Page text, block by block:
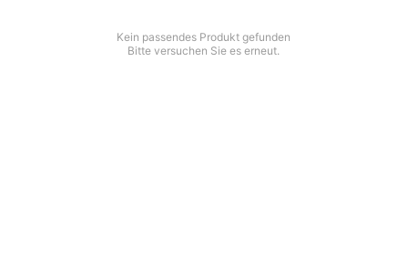
Kein passendes Produkt gefunden
Bitte versuchen Sie es erneut.